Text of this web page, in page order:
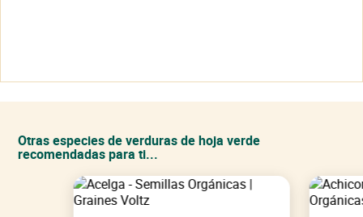
Otras especies de verduras de hoja verde
recomendadas para ti...
Ver mi cesta
las ofertas actuales en una selección de productos.
¡No te olvides de mí!
Volver al sitio